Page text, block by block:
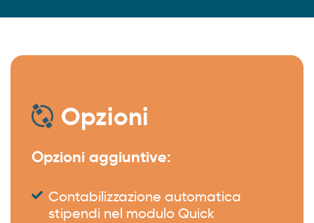
Opzioni
Opzioni aggiuntive:
Contabilizzazione automatica
stipendi nel modulo Quick